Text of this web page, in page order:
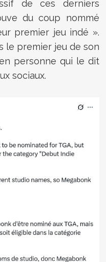
de ces derniers
du coup nommé
premier jeu indé ».
le premier jeu de son
personne qui le dit
sociaux.